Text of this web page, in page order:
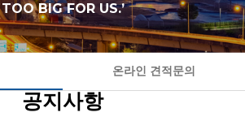
TOO BIG FOR US.’
온라인 견적문의
공지사항